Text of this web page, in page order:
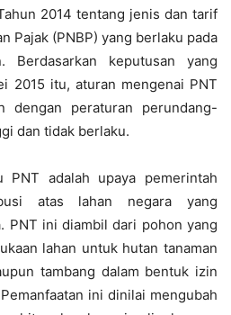
2014 tentang jenis dan tarif
Pajak (PNBP) yang berlaku pada
Berdasarkan keputusan yang
2015 itu, aturan mengenai PNT
dengan peraturan perundang-
dan tidak berlaku.
PNT adalah upaya pemerintah
atas lahan negara yang
PNT ini diambil dari pohon yang
lahan untuk hutan tanaman
tambang dalam bentuk izin
ini dinilai mengubah